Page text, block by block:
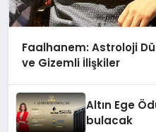
Faalhanem: Astroloji
ve Gizemli İlişkiler
Altın Ege
bulacak